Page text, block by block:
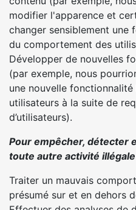
modifier l'apparence et
changer sensiblement
du comportement des
Développer de nouvelles
(par exemple, nous
une nouvelle
utilisateurs à la suite de
d’utilisateurs).
Pour empêcher, détecter
toute autre activité
Traiter un mauvais
présumé sur et en dehors